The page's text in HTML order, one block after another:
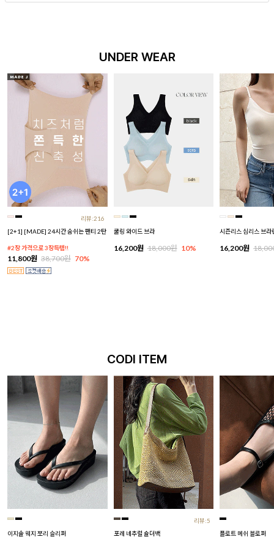
UNDER WEAR
리뷰:216
[2+1] [MADE] 24시간 숨쉬는 팬티 2탄
#2장 가격으로 3장득템!!
11,800원 38,700원 70%
쿨링 와이드 브라
16,200원 18,000원 10%
시즌리스 심리스 브라
16,200원
CODI ITEM
이지솔 웨지 쪼리 슬리퍼
리뷰:5
포레 네추럴 숄더백
플로트 메쉬 블로퍼